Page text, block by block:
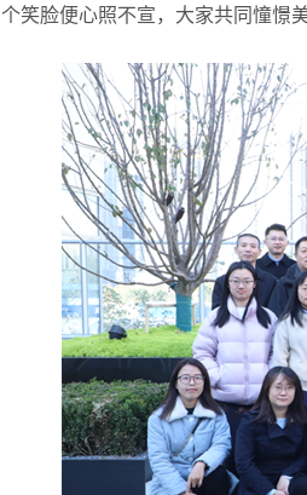
个笑脸便心照不宣，大家共同憧憬